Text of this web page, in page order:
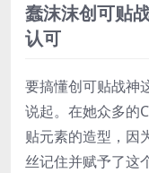
蠢沫沫创可贴
认可
要搞懂创可贴战神
说起。在她众多的
贴元素的造型，因
丝记住并赋予了这